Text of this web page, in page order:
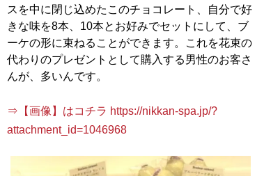
スを中に閉じ込めたこのチョコレート、自分で好
きな味を8本、10本とお好みでセットにして、ブ
ーケの形に束ねることができます。これを花束の
代わりのプレゼントとして購入する男性のお客さ
んが、多いんです。
⇒【画像】はコチラ https://nikkan-spa.jp/?
attachment_id=1046968